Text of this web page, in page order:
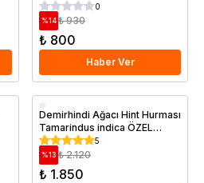
0
%14 ₺ 930
₺ 800
Haber Ver
Demirhindi Ağacı Hint Hurması
Tamarindus indica ÖZEL
KOLEKSİYON
5
%13 ₺ 2.120
₺ 1.850